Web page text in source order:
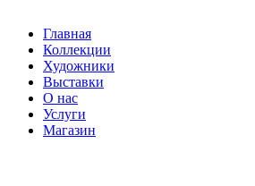
Главная
Коллекции
Художники
Выставки
О нас
Услуги
Магазин